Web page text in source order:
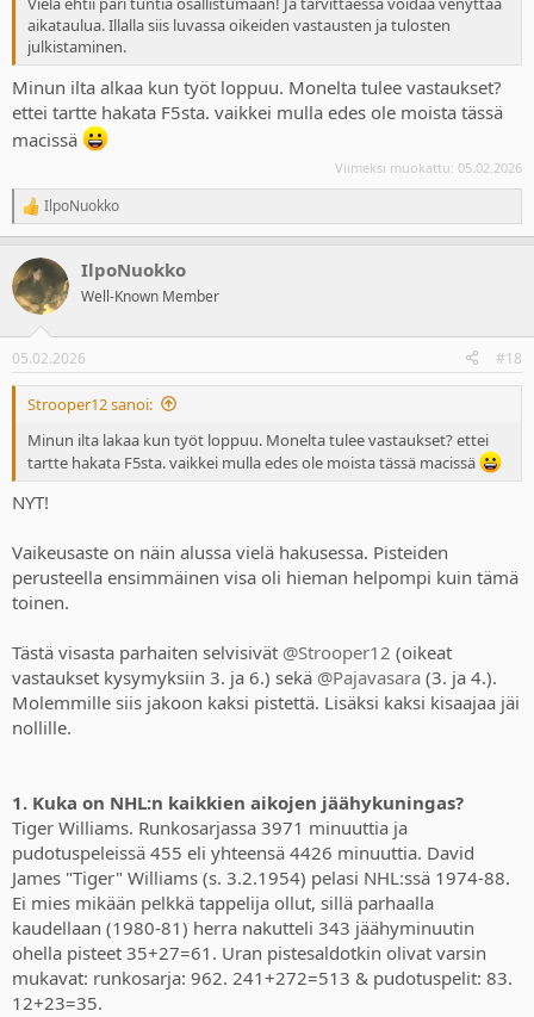
aikataulua. Illalla siis luvassa oikeiden vastausten ja tulosten
julkistaminen.
Minun ilta alkaa kun työt loppuu. Monelta tulee vastaukset?
ettei tartte hakata F5sta. vaikkei mulla edes ole moista tässä
macissä
Viimeksi muokattu: 05.02.2026
R
e
c
t
i
s
:
IlpoNuokko
IlpoNuokko
Well-Known Member
05.02.2026 #18
Strooper12 sanoi:
Minun ilta lakaa kun työt loppuu. Monelta tulee vastaukset? ettei
tartte hakata F5sta. vaikkei mulla edes ole moista tässä macissä
NYT!
Vaikeusaste on näin alussa vielä hakusessa. Pisteiden
perusteella ensimmäinen visa oli hieman helpompi kuin tämä
toinen.
Tästä visasta parhaiten selvisivät @Strooper12 (oikeat
vastaukset kysymyksiin 3. ja 6.) sekä @Pajavasara (3. ja 4.).
Molemmille siis jakoon kaksi pistettä. Lisäksi kaksi kisaajaa jäi
nollille.
1. Kuka on NHL:n kaikkien aikojen jäähykuningas?
Tiger Williams. Runkosarjassa 3971 minuuttia ja
pudotuspeleissä 455 eli yhteensä 4426 minuuttia. David
James "Tiger" Williams (s. 3.2.1954) pelasi NHL:ssä 1974-88.
Ei mies mikään pelkkä tappelija ollut, sillä parhaalla
kaudellaan (1980-81) herra nakutteli 343 jäähyminuutin
ohella pisteet 35+27=61. Uran pistesaldotkin olivat varsin
mukavat: runkosarja: 962. 241+272=513 & pudotuspelit: 83.
12+23=35.